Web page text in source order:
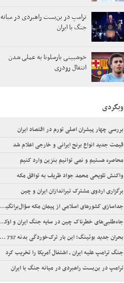
ترامپ در بن‌بست راهبردی در میانه
جنگ با ایران
خوشبینی بارسلونا به عملی شدن
انتقال رودری
وبگردی
بررسی چهار پیشران اصلی تورم در اقتصاد ایران
قیمت جدید انواع برنج ایرانی و خارجی اعلام شد
محاصره هستیم و نمی توانیم بنزین وارد کنیم
واکنش تلویحی محمد جواد ظریف به توافق مکه
برگزاری اردوی مشترک تیراندازان ایران و چین
جداسازی کشورهای اسلامی از پیمان مکه سؤال‌برانگیز است
جاه‌طلبی‌های خطرناک چین در سایه جنگ‌ ایران و اوکراین
بحران جدید بوئینگ؛ این بار ترک‌خوردگی بدنه 737 مکس
جنگ ترامپ علیه ایران ، اشتغال آمریکا را تخریب کرد
ترامپ در بن‌بست راهبردی در میانه جنگ با ایران